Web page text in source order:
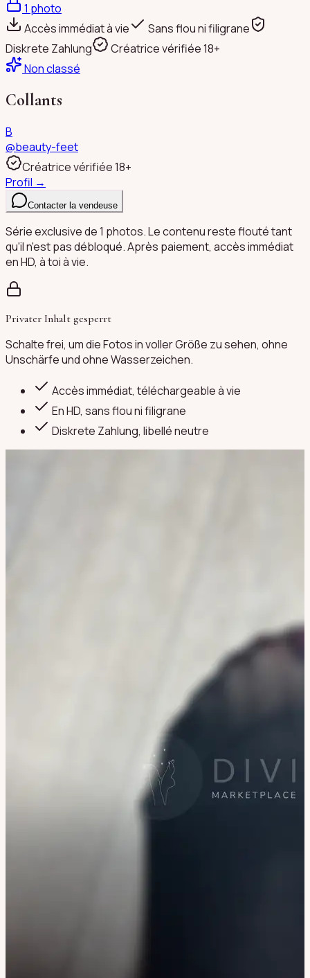
1 photo
Accès immédiat à vie
Sans flou ni filigrane
Diskrete Zahlung
Créatrice vérifiée 18+
Non classé
Collants
B
@beauty-feet
Créatrice vérifiée 18+
Profil →
Contacter la vendeuse
Série exclusive de 1 photos. Le contenu reste flouté tant
qu'il n'est pas débloqué. Après paiement, accès immédiat
en HD, à toi à vie.
Privater Inhalt gesperrt
Schalte frei, um die Fotos in voller Größe zu sehen, ohne
Unschärfe und ohne Wasserzeichen.
Accès immédiat, téléchargeable à vie
En HD, sans flou ni filigrane
Diskrete Zahlung, libellé neutre